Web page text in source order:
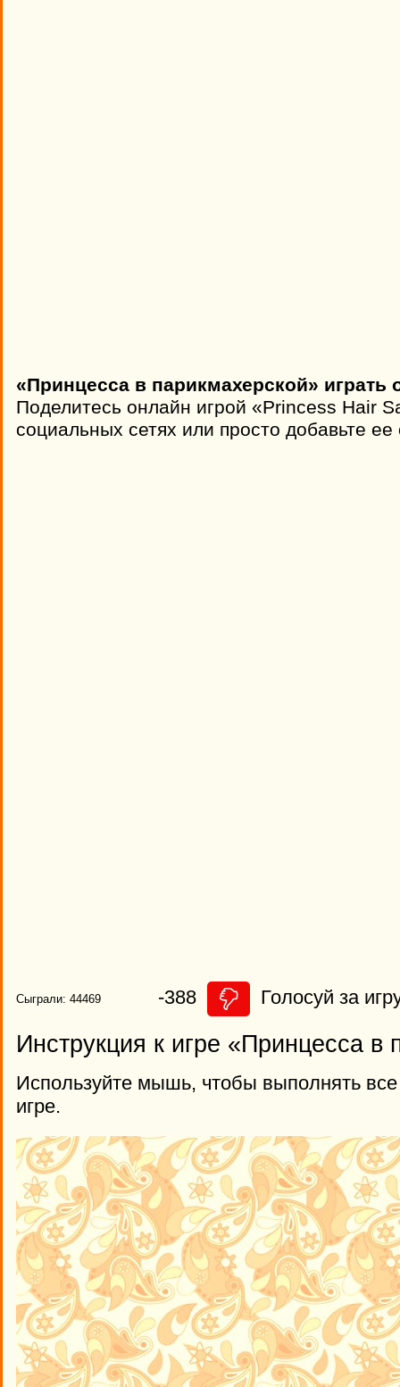
«Принцесса в парикмахерской» играть
Поделитесь онлайн игрой «Princess Hair
социальных сетях или просто добавьте ее
Сыграли: 44469 -388 Голосуй за
Инструкция к игре «Принцесса в
Используйте мышь, чтобы выполнять
игре.